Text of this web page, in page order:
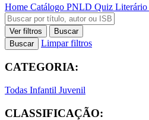
Home Catálogo PNLD Quiz Literário
Ver filtros
Buscar
Buscar
Limpar filtros
CATEGORIA:
Todas Infantil Juvenil
CLASSIFICAÇÃO: